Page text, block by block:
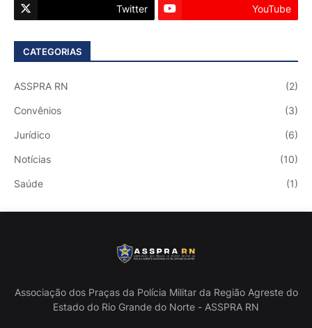
Twitter YouTube
CATEGORIAS
ASSPRA RN (2)
Convênios (3)
Jurídico (6)
Notícias (10)
Saúde (1)
Associação dos Praças da Polícia Militar da Região Agreste do
Estado do Rio Grande do Norte - ASSPRA RN